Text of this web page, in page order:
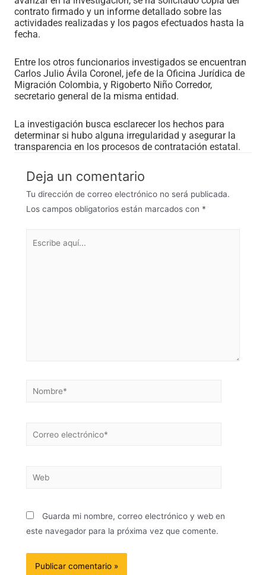
contrato firmado y un informe detallado sobre las
actividades realizadas y los pagos efectuados hasta la
fecha.
Entre los otros funcionarios investigados se encuentran
Carlos Julio Ávila Coronel, jefe de la Oficina Jurídica de
Migración Colombia, y Rigoberto Niño Corredor,
secretario general de la misma entidad.
La investigación busca esclarecer los hechos para
determinar si hubo alguna irregularidad y asegurar la
transparencia en los procesos de contratación estatal.
Deja un comentario
Tu dirección de correo electrónico no será publicada.
Los campos obligatorios están marcados con *
Guarda mi nombre, correo electrónico y web en
este navegador para la próxima vez que comente.